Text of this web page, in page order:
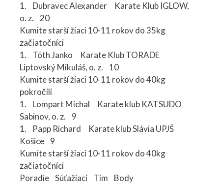
1. Dubravec Alexander Karate Klub IGLOW,
o. z. 20
Kumite starší žiaci 10-11 rokov do 35kg
začiatočníci
1. Tóth Janko Karate Klub TORADE
Liptovský Mikuláš, o. z. 10
Kumite starší žiaci 10-11 rokov do 40kg
pokročilí
1. Lompart Michal Karate klub KATSUDO
Sabinov, o. z. 9
1. Papp Richard Karate klub Slávia UPJŠ
Košice 9
Kumite starší žiaci 10-11 rokov do 40kg
začiatočníci
Poradie Súťažiaci Tím Body